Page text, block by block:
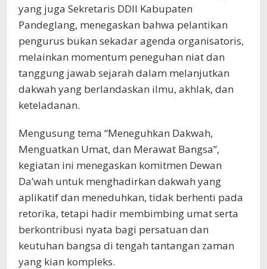
yang juga Sekretaris DDII Kabupaten
Pandeglang, menegaskan bahwa pelantikan
pengurus bukan sekadar agenda organisatoris,
melainkan momentum peneguhan niat dan
tanggung jawab sejarah dalam melanjutkan
dakwah yang berlandaskan ilmu, akhlak, dan
keteladanan.
Mengusung tema “Meneguhkan Dakwah,
Menguatkan Umat, dan Merawat Bangsa”,
kegiatan ini menegaskan komitmen Dewan
Da’wah untuk menghadirkan dakwah yang
aplikatif dan meneduhkan, tidak berhenti pada
retorika, tetapi hadir membimbing umat serta
berkontribusi nyata bagi persatuan dan
keutuhan bangsa di tengah tantangan zaman
yang kian kompleks.